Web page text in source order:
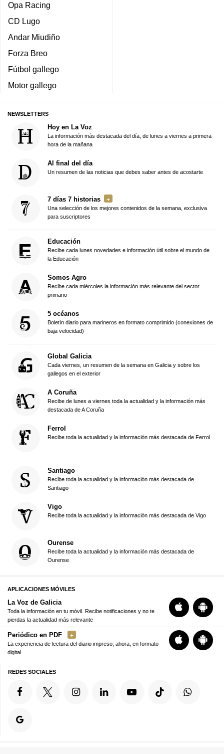
Opa Racing
CD Lugo
Andar Miudiño
Forza Breo
Fútbol gallego
Motor gallego
NEWSLETTERS
Hoy en La Voz
La información más destacada del día, de lunes a viernes a primera
hora de la mañana
Al final del día
Un resumen de las noticias que debes saber antes de acostarte
7 días 7 historias
Una selección de los mejores contenidos de la semana, exclusiva
para suscriptores
Educación
Recibe cada lunes novedades e información útil sobre el mundo de
la Educación
Somos Agro
Recibe cada miércoles la información más relevante del sector
primario
5 océanos
Boletín diario para marineros en formato comprimido (conexiones de
baja velocidad)
Global Galicia
Cada viernes, un resumen de la semana en Galicia y sobre los
gallegos en el exterior
A Coruña
Recibe de lunes a viernes toda la actualidad y la información más
destacada de A Coruña
Ferrol
Recibe toda la actualidad y la información más destacada de Ferrol
Santiago
Recibe toda la actualidad y la información más destacada de
Santiago
Vigo
Recibe toda la actualidad y la información más destacada de Vigo
Ourense
Recibe toda la actualidad y la información más destacada de
Ourense
APLICACIONES MÓVILES
La Voz de Galicia
Toda la información en tu móvil. Recibe notificaciones y no te
pierdas la actualidad más relevante
Periódico en PDF
La experiencia de lectura del diario impreso, ahora, en formato
digital
REDES SOCIALES